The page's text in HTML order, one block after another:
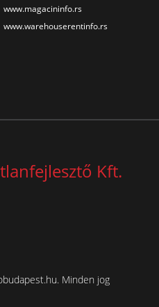
www.magacininfo.rs
www.warehouserentinfo.rs
Kft.
Minden jog